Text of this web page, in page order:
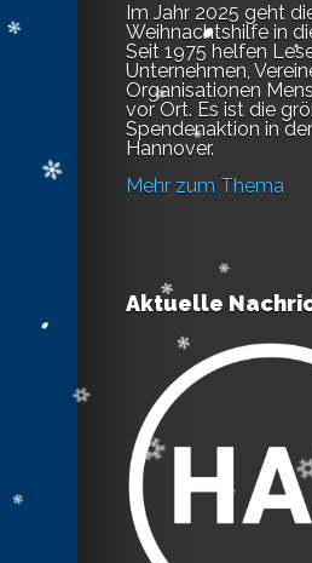
Im Jahr 2025 geht
Weihnachtshilfe in
Seit 1975 helfen
Unternehmen,
Organisationen
vor Ort. Es ist die
Spendenaktion in
Hannover.
Mehr zum Thema
Aktuelle